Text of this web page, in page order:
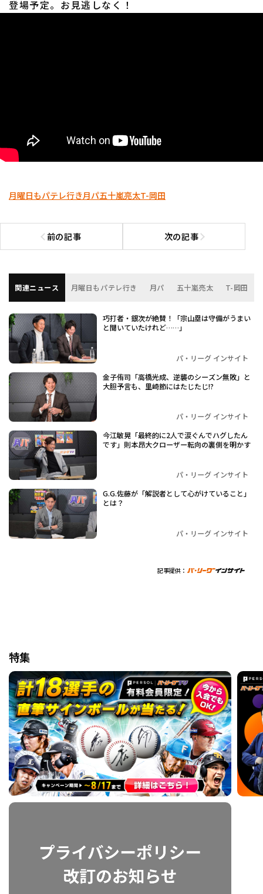
登場予定。お見逃しなく！
月曜日もパテレ行き月パ五十嵐亮太T-岡田
前の記事
前の記事へ 次の記事次の記事へ
関連ニュース 月曜日もパテレ行き 月パ 五十嵐亮太 T-岡田
巧打者・銀次が絶賛！「宗山塁は守備がうまい
と聞いていたけれど……」
パ・リーグ インサイト
金子侑司「高橋光成、逆襲のシーズン無敗」と
大胆予言も、里崎節にはたじたじ!?
パ・リーグ インサイト
今江敏晃「最終的に2人で涙ぐんでハグしたん
です」則本昂大クローザー転向の裏側を明かす
パ・リーグ インサイト
G.G.佐藤が「解説者として心がけていること」
とは？
パ・リーグ インサイト
記事提供：
特集